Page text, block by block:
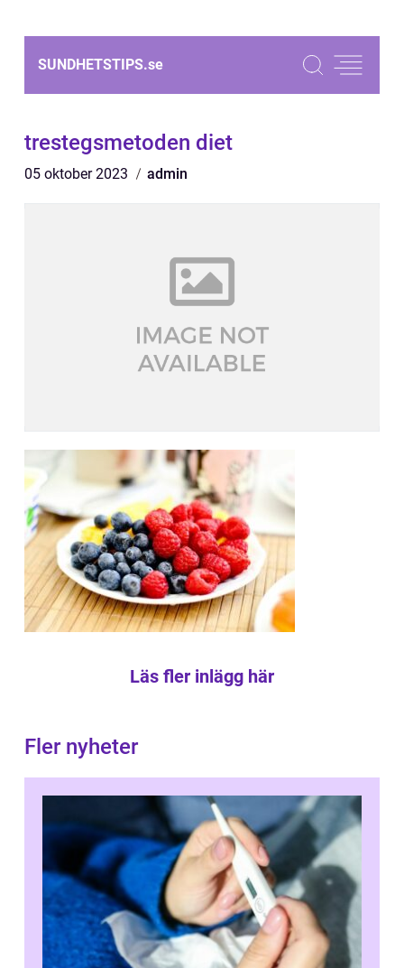
SUNDHETSTIPS.se
trestegsmetoden diet
05 oktober 2023 admin
Läs fler inlägg här
Fler nyheter